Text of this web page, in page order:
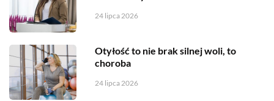
24 lipca 2026
Otyłość to nie brak silnej woli, to
choroba
24 lipca 2026